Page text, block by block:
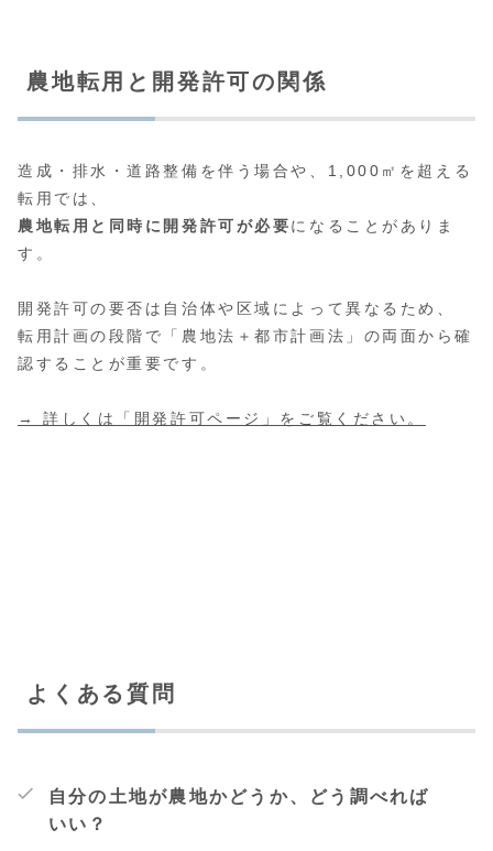
農地転用と開発許可の関係
造成・排水・道路整備を伴う場合や、1,000㎡を超える
転用では、
農地転用と同時に開発許可が必要になることがありま
す。
開発許可の要否は自治体や区域によって異なるため、
転用計画の段階で「農地法＋都市計画法」の両面から確
認することが重要です。
→ 詳しくは「開発許可ページ」をご覧ください。
よくある質問
自分の土地が農地かどうか、どう調べれば
いい？